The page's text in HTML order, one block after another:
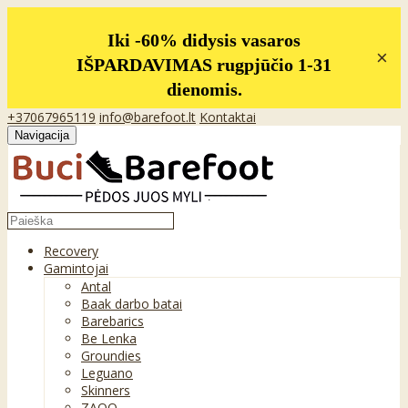
Iki -60% didysis vasaros
IŠPARDAVIMAS rugpjūčio 1-31
dienomis.
×
+37067965119 info@barefoot.lt Kontaktai
Navigacija
Recovery
Gamintojai
Antal
Baak darbo batai
Barebarics
Be Lenka
Groundies
Leguano
Skinners